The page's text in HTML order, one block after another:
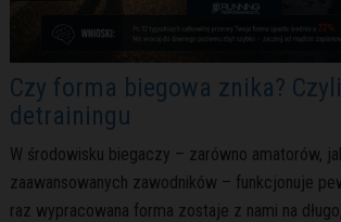
Czy forma biegowa znika?
detrainingu
W środowisku biegaczy – zarówno amatorów,
zaawansowanych zawodników – funkcjonuje
raz wypracowana forma zostaje z nami na